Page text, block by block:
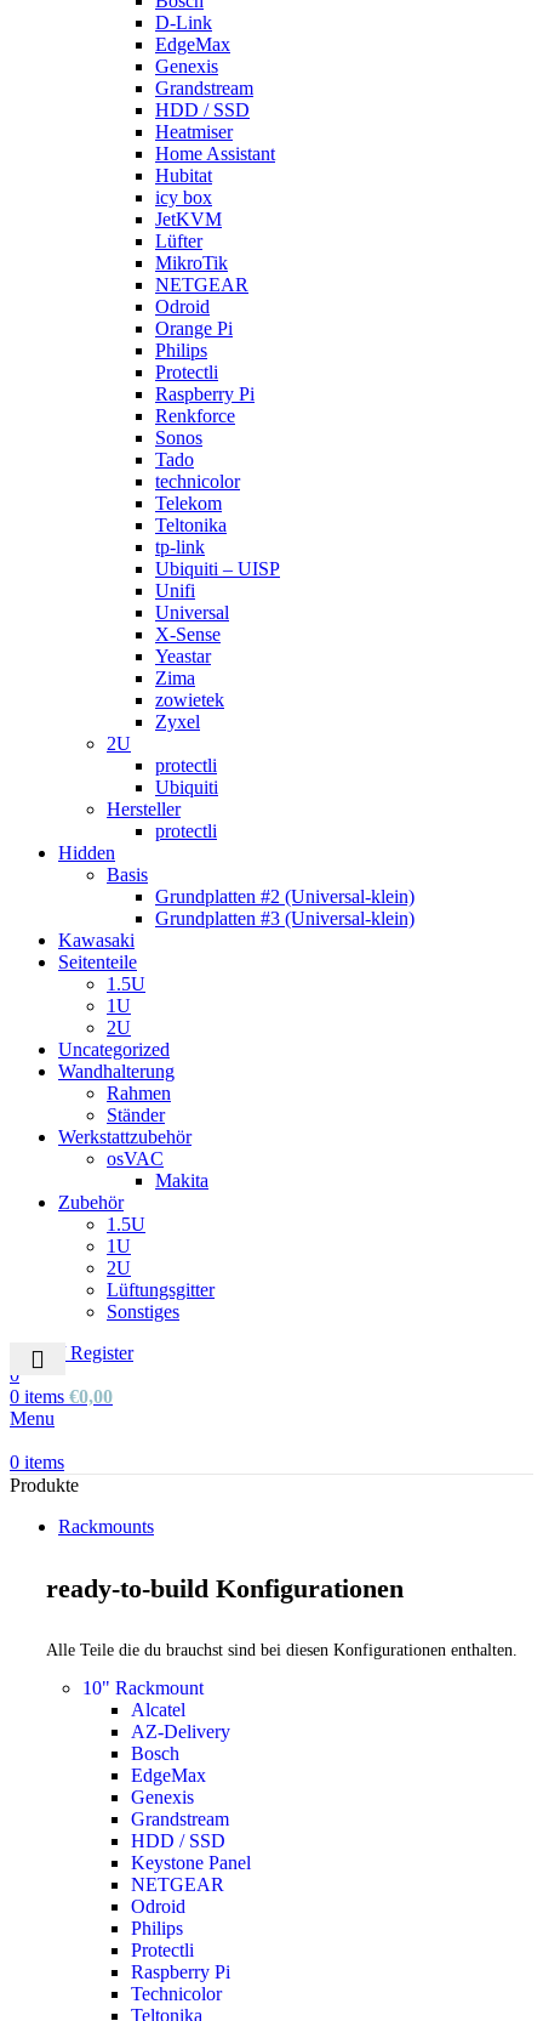
D-Link
EdgeMax
Genexis
Grandstream
HDD / SSD
Heatmiser
Home Assistant
Hubitat
icy box
JetKVM
Lüfter
MikroTik
NETGEAR
Odroid
Orange Pi
Philips
Protectli
Raspberry Pi
Renkforce
Sonos
Tado
technicolor
Telekom
Teltonika
tp-link
Ubiquiti – UISP
Unifi
Universal
X-Sense
Yeastar
Zima
zowietek
Zyxel
2U
protectli
Ubiquiti
Hersteller
protectli
Hidden
Basis
Grundplatten #2 (Universal-klein)
Grundplatten #3 (Universal-klein)
Kawasaki
Seitenteile
1.5U
1U
2U
Uncategorized
Wandhalterung
Rahmen
Ständer
Werkstattzubehör
osVAC
Makita
Zubehör
1.5U
1U
2U
Lüftungsgitter
Sonstiges
Login / Register
0
0 items €0,00
Menu
0 items
Produkte
Rackmounts
ready-to-build Konfigurationen
Alle Teile die du brauchst sind bei diesen Konfigurationen enthalten.
10" Rackmount
Alcatel
AZ-Delivery
Bosch
EdgeMax
Genexis
Grandstream
HDD / SSD
Keystone Panel
NETGEAR
Odroid
Philips
Protectli
Raspberry Pi
Technicolor
Teltonika